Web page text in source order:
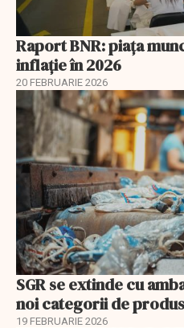
Raport BNR: piața
inflație în 2026
20 FEBRUARIE 2026
SGR se extinde cu
noi categorii de
19 FEBRUARIE 2026